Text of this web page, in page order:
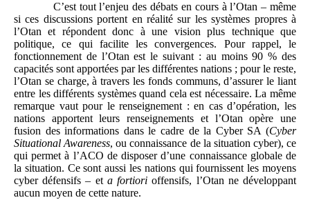
C’est tout l’enjeu des débats en cours à l’Otan – même
si ces discussions portent en réalité sur les systèmes propres à
l’Otan et répondent donc à une vision plus technique que
politique, ce qui facilite les convergences. Pour rappel, le
fonctionnement de l’Otan est le suivant : au moins 90 % des
capacités sont apportées par les différentes nations ; pour le reste,
l’Otan se charge, à travers les fonds communs, d’assurer le liant
entre les différents systèmes quand cela est nécessaire. La même
remarque vaut pour le renseignement : en cas d’opération, les
nations apportent leurs renseignements et l’Otan opère une
fusion des informations dans le cadre de la Cyber SA (Cyber
Situational Awareness, ou connaissance de la situation cyber), ce
qui permet à l’ACO de disposer d’une connaissance globale de
la situation. Ce sont aussi les nations qui fournissent les moyens
cyber défensifs – et a fortiori offensifs, l’Otan ne développant
aucun moyen de cette nature.